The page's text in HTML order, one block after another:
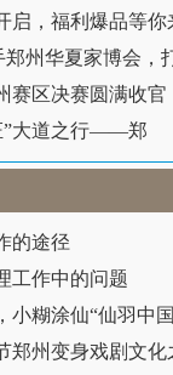
启，福利爆品等你
州华夏家博会，
赛区决赛圆满收官
”大道之行——郑
的途径
工作中的问题
小糊涂仙“仙羽中国
郑州变身戏剧文化